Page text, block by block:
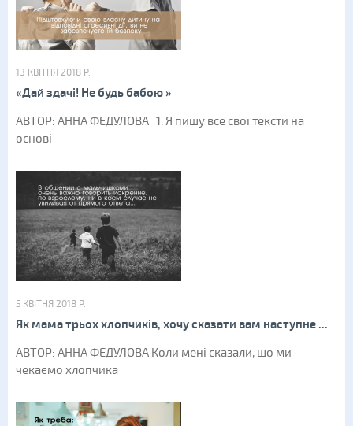
13 КВІТНЯ 2018 Р.
«Дай здачі! Не будь бабою »
АВТОР: АННА ФЕДУЛОВА 1. Я пишу все свої тексти на
основі
5 КВІТНЯ 2018 Р.
Як мама трьох хлопчиків, хочу сказати вам наступне ...
АВТОР: АННА ФЕДУЛОВА Коли мені сказали, що ми
чекаємо хлопчика